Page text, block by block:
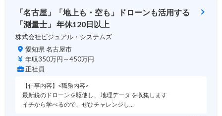
「名古屋」「地上も・空も」ドローンも活用する
「測量士」 年休120日以上
株式会社ビジュアル・システムズ
愛知県 名古屋市
年収350万円～450万円
正社員
【仕事内容】<職務内容>
最新鋭のドローンを駆使し、 地理データ を収集します
イチから学べるので、ぜひチャレンジし…